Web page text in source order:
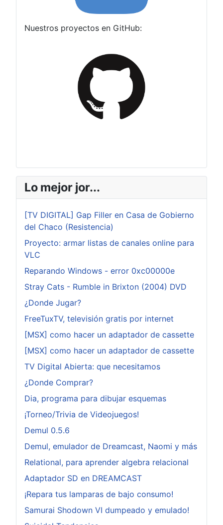
Nuestros proyectos en GitHub:
Lo mejor jor...
[TV DIGITAL] Gap Filler en Casa de Gobierno
del Chaco (Resistencia)
Proyecto: armar listas de canales online para
VLC
Reparando Windows - error 0xc00000e
Stray Cats - Rumble in Brixton (2004) DVD
¿Donde Jugar?
FreeTuxTV, televisión gratis por internet
[MSX] como hacer un adaptador de cassette
[MSX] como hacer un adaptador de cassette
TV Digital Abierta: que necesitamos
¿Donde Comprar?
Dia, programa para dibujar esquemas
¡Torneo/Trivia de Videojuegos!
Demul 0.5.6
Demul, emulador de Dreamcast, Naomi y más
Relational, para aprender algebra relacional
Adaptador SD en DREAMCAST
¡Repara tus lamparas de bajo consumo!
Samurai Shodown VI dumpeado y emulado!